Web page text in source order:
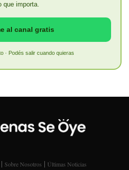
que importa.
al canal gratis
· Podés salir cuando quieras
| Sobre Nosotros | Últimas Noticias